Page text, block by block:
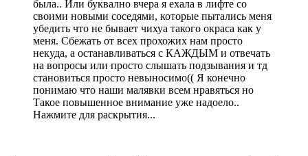
была.. Или буквално вчера я ехала в лифте со
своими новыми соседями, которые пытались меня
убедить что не бывает чихуа такого окраса как у
меня. Сбежать от всех прохожих нам просто
некуда, а останавливаться с КАЖДЫМ и отвечать
на вопросы или просто слышать подзывания и тд
становиться просто невыносимо(( Я конечно
понимаю что наши малявки всем нравяться но
Такое повышенное внимание уже надоело..
Нажмите для раскрытия...